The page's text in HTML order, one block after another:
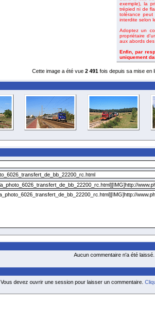
exemple), la
trépied ni de
tolérance
interdite selon
Adoptez un
propriétaire
aux abords des
Enfin, par
uniquement
Cette image a été vue 2 491fois depuis sa mise en
Aucun commentaire n'a été laissé.
Vous devez ouvrir une session pour laisser un commentaire.